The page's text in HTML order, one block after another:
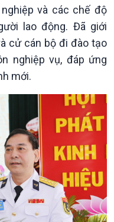
và các chế độ
lao động. Đã giới
cử cán bộ đi đào tạo
nghiệp vụ, đáp ứng
mới.